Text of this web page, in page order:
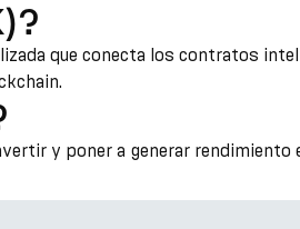
que conecta los contratos
y poner a generar rendimiento